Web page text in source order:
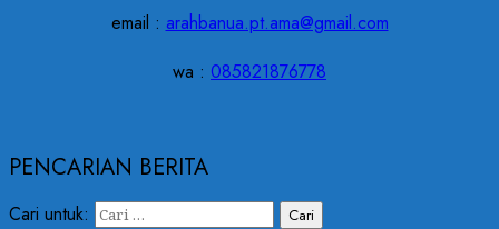
email : arahbanua.pt.ama@gmail.com
wa : 085821876778
PENCARIAN BERITA
Cari untuk: